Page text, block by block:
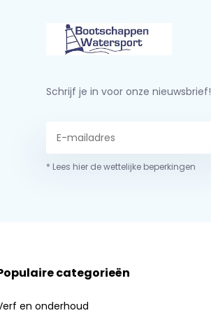
Schrijf je in voor onze nieuwsbrief!
* Lees hier de wettelijke beperkingen
categorieën
en onderhoud